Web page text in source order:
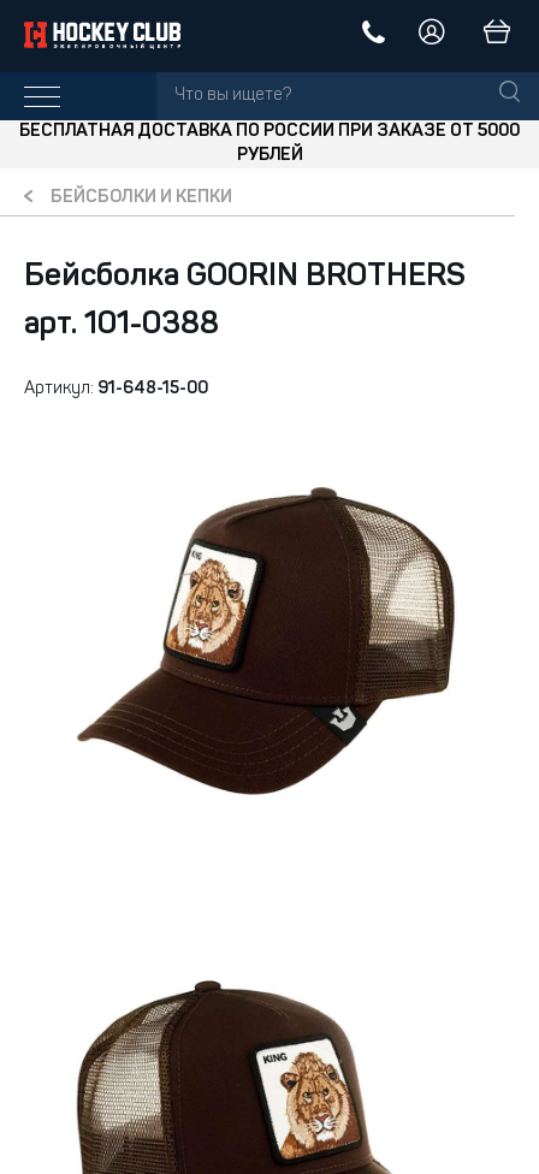
БЕСПЛАТНАЯ ДОСТАВКА ПО РОССИИ ПРИ ЗАКАЗЕ ОТ 5000
РУБЛЕЙ
БЕЙСБОЛКИ И КЕПКИ
Бейсболка GOORIN BROTHERS
арт. 101-0388
Артикул: 91-648-15-00